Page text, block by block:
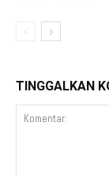
TINGGALKAN